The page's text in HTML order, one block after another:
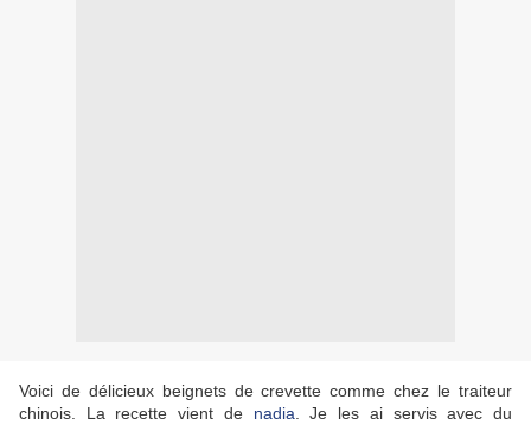
Voici de délicieux beignets de crevette comme chez le traiteur
chinois. La recette vient de nadia . Je les ai servis avec du